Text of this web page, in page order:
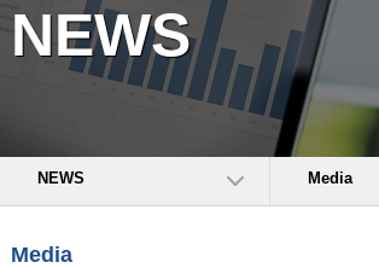
NEWS
NEWS Media
Media